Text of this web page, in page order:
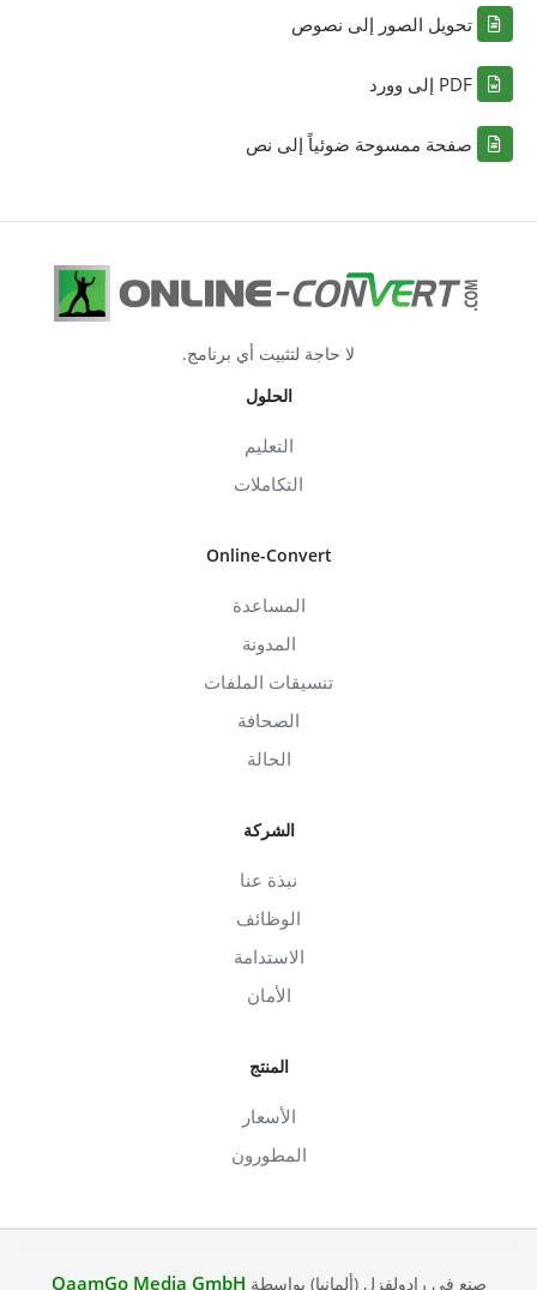
تحويل الصور إلى نصوص
PDF إلى وورد
صفحة ممسوحة ضوئياً إلى نص
لا حاجة لتثبيت أي برنامج.
الحلول
التعليم
التكاملات
Online-Convert
المساعدة
المدونة
تنسيقات الملفات
الصحافة
الحالة
الشركة
نبذة عنا
الوظائف
الاستدامة
الأمان
المنتج
الأسعار
المطورون
صنع في رادولفزل (ألمانيا) بواسطة QaamGo Media GmbH